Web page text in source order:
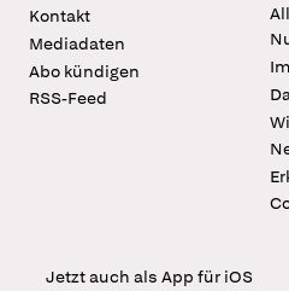
Kontakt
Mediadaten
Abo kündigen
RSS-Feed
Jetzt auch als App für iOS